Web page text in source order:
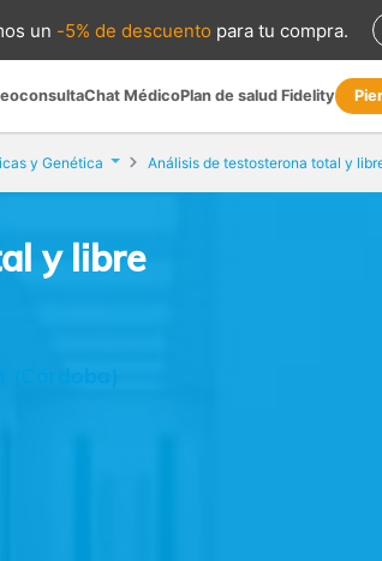
un -5% de descuento para tu compra.
Chat MédicoPlan de salud Fidelity
y Genética Análisis de testosterona total y
y libre
(Córdoba)